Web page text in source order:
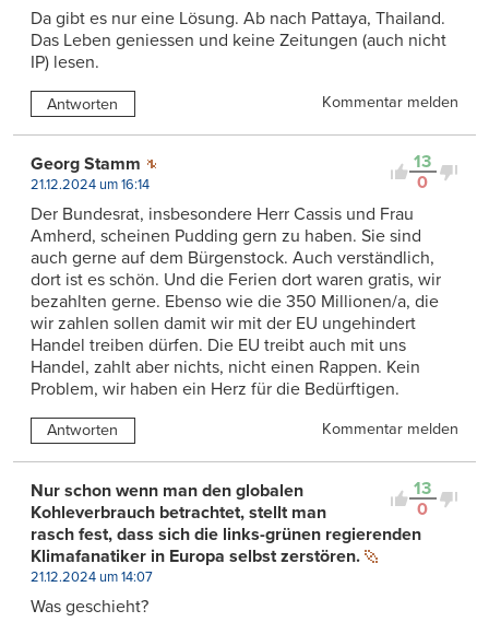
Da gibt es nur eine Lösung. Ab nach Pattaya, Thailand.
Das Leben geniessen und keine Zeitungen (auch nicht
IP) lesen.
Antworten Kommentar melden
13
0
Georg Stamm
21.12.2024 um 16:14
Der Bundesrat, insbesondere Herr Cassis und Frau
Amherd, scheinen Pudding gern zu haben. Sie sind
auch gerne auf dem Bürgenstock. Auch verständlich,
dort ist es schön. Und die Ferien dort waren gratis, wir
bezahlten gerne. Ebenso wie die 350 Millionen/a, die
wir zahlen sollen damit wir mit der EU ungehindert
Handel treiben dürfen. Die EU treibt auch mit uns
Handel, zahlt aber nichts, nicht einen Rappen. Kein
Problem, wir haben ein Herz für die Bedürftigen.
Antworten Kommentar melden
13
0
Nur schon wenn man den globalen
Kohleverbrauch betrachtet, stellt man
rasch fest, dass sich die links-grünen regierenden
Klimafanatiker in Europa selbst zerstören.
21.12.2024 um 14:07
Was geschieht?